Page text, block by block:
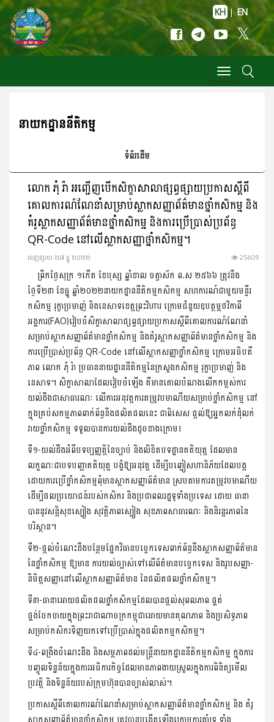
KH | EN
Toggle
navigation
នាយកដ្ឋាននីតិកម្ម
ទំព័រដើម
លោក ភុំ រ៉ា អញ្ជើញបើកសិក្ខាសាលាផ្សព្វផ្សាយប្រកាសស្តីពី
គោលការណ៍ណែនាំសម្រាប់ស្លាកសញ្ញាព័ត៌មានថ្នាំកសិកម្ម និង
គំរូស្លាកសញ្ញាព័ត៌មានថ្នាំកសិកម្ម និងការប្រើប្រាស់ប្រព័ន្ធ
QR-Code នៅលើស្លាកសញ្ញាថ្នាំកសិកម្ម។
ចេញ​ផ្សាយ​ ២៧ ធ្នូ ២០២២ 25609
ព្រឹកថ្ងៃសុក្រ ១កើត ខែបុស្ស ឆ្នាំខាល ចត្វាស័ក ព.ស ២៥៦៦ ត្រូវនឹង
ថ្ងៃទី២៣ ខែធ្នូ ឆ្នាំ២០២២នាយកដ្ឋាននីតិកម្មកសិកម្ម សហការណ៍ជាមួយមន្ទីរ
កសិកម្ម រុក្ខាប្រមាញ់ និងនេសាទខេត្តព្រះវិហារ ក្រោមជំនួយឧបត្ថម្ភថវិកាពី
អង្គការ(FAO)រៀបចំសិក្ខាសាលាផ្សព្វផ្សាយប្រកាសស្តីពីគោលការណ៍ណែនាំ
សម្រាប់ស្លាកសញ្ញាព័ត៌មានថ្នាំកសិកម្ម និងគំរូស្លាកសញ្ញាព័ត៌មានថ្នាំកសិកម្ម និង
ការប្រើប្រាស់ប្រព័ន្ធ QR-Code នៅលើស្លាកសញ្ញាថ្នាំកសិកម្ម ក្រោមអធិបតី
ភាព លោក ភុំ រ៉ា ប្រធាននាយដ្ឋាននីតិកម្មនៃក្រសួងកសិកម្ម រុក្ខាប្រមាញ់ និង
នេសាទ។ សិក្ខាសាលាដែលរៀបចំឡើង គឺមានគោលបំណងលើកកម្ពស់ការ
យល់ដឹងជាសាធារណៈ លើការអនុវត្តការតម្រូវបមាណីយសម្រាប់ថ្នាំកសិកម្ម នៅ
ក្នុងគ្រប់សកម្មភាពពាក់ព័ន្ធនឹងផលិតផលនេះ ជាពិសេស ផ្ដល់ឱ្យអ្នកលក់ដុំលក់
រាយថ្នាំកសិកម្ម ទទួលបានការយល់ដឹងដូចខាងក្រោម៖
ទី១-យល់ដឹងអំពីបទប្បញ្ញត្តិនៃច្បាប់ និងលិខិតបទដ្ឋានគតិយុត្ត ដែលមាន
លក្ខណៈជាបទបញ្ជាគតិយុត្ត បង្ខំឱ្យអនុវត្ត ដើម្បីបញ្ជៀសហានិភ័យដែលបង្ក
ដោយការប្រើថ្នាំកសិកម្មពុំមានស្លាកសញ្ញាព័ត៌មាន ស្របតាមការតម្រូវបមាណីយ
ដើម្បីផលប្រយោជន៍របស់កសិករ និងប្រជាពលរដ្ឋទូទាំងប្រទេស ដោយ ធានា
បាននូវសន្តិសុខស្បៀង សុវត្ថិភាពស្បៀង សុខភាពសាធារណៈ និងនិរន្តរភាពនៃ
បរិស្ថាន។
ទី២-ផ្ដល់ចំណេះដឹងបន្ថែមផ្នែកវិធានបច្ចេកទេសពាក់ព័ន្ធនឹងស្លាកសញ្ញាព័ត៌មាន
នៃថ្នាំកសិកម្ម ឱ្យមាន ការយល់ច្បាស់ទៅលើព័ត៌មានបច្ចេកទេស និងរូបសញ្ញា-
និមិត្តសញ្ញានៅលើស្លាកសញ្ញាព័ត៌មាន នៃផលិតផលថ្នាំកសិកម្ម។
ទី៣-ធានាអោយផលិតផលថ្នាំកសិកម្មដែលបានផ្តល់សុពលភាព ផ្គត់
ផ្គង់ចែកចាយក្នុងព្រះរាជាណាចក្រកម្ពុជាអោយមានគុណភាព និងប្រសិទ្ធភាព
សម្រាប់កសិករទិញយកទៅប្រើប្រាស់ក្នុងផលិតកម្មកសិកម្ម។
ទី៤-ពង្រឹងចំណេះដឹង និងសម្ថភាពដល់មន្ត្រីនាយកដ្ឋាននីតិកម្មកសិកម្ម ក្នុងការ
បញ្ចូលទិន្នន័យក្នុងការអធិការកិច្ចដែលមានភាពងាយស្រួលក្នុងការពិនិត្យមើល
ប្រវត្តិ និងទិន្នន័យរបស់ក្រុមហ៊ុនបានច្បាស់លាស់។
ប្រកាសស្តីពីគោលការណ៍ណែនាំសម្រាប់ស្លាកសញ្ញាព័ត៌មានថ្នាំកសិកម្ម និង គំរូ
ស្លាកសញ្ញាព័ត៌មានថ្នាំកសិកម្ម ត្រូវបានបង្កើតឡើងក្រោមការគាំទ្រ ទាំង